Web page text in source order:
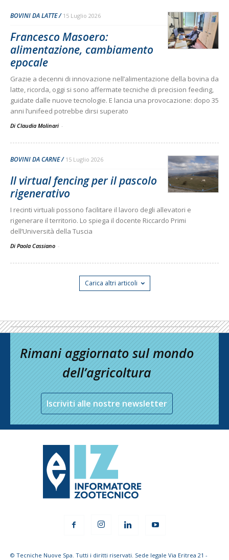
BOVINI DA LATTE 15 Luglio 2026
Francesco Masoero:
alimentazione, cambiamento
epocale
Grazie a decenni di innovazione nell’alimentazione della bovina da
latte, ricorda, oggi si sono affermate tecniche di precision feeding,
guidate dalle nuove tecnologie. E lancia una provocazione: dopo 35
anni l’unifeed potrebbe dirsi superato
Di Claudia Molinari -
BOVINI DA CARNE 15 Luglio 2026
Il virtual fencing per il pascolo
rigenerativo
I recinti virtuali possono facilitare il lavoro degli allevatori e
rigenerare il territorio. Lo spiega il docente Riccardo Primi
dell’Università della Tuscia
Di Paola Cassiano -
Carica altri articoli
Rimani aggiornato sul mondo
dell’agricoltura
Iscriviti alle nostre newsletter
© Tecniche Nuove Spa. Tutti i diritti riservati. Sede legale Via Eritrea 21 -